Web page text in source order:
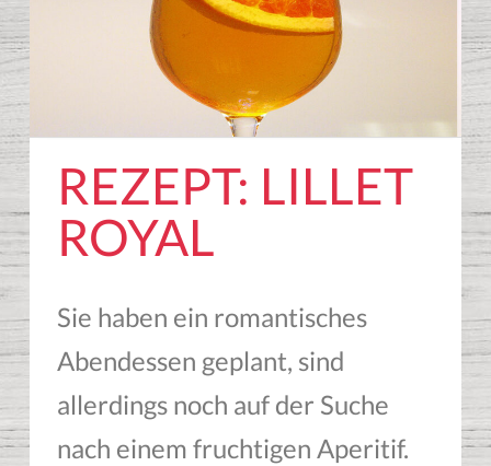
REZEPT: LILLET
ROYAL
Sie haben ein romantisches
Abendessen geplant, sind
allerdings noch auf der Suche
nach einem fruchtigen Aperitif.